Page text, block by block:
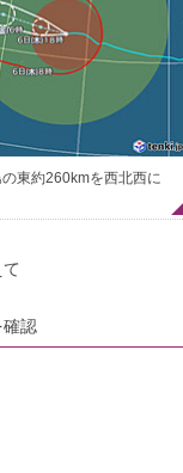
東約260kmを西北西に
確認